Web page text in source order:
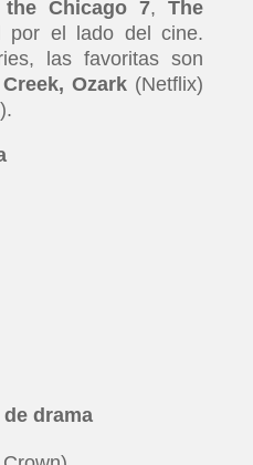
Chicago 7,The
por el lado del cine.
las favoritas son
Ozark (Netflix)
drama